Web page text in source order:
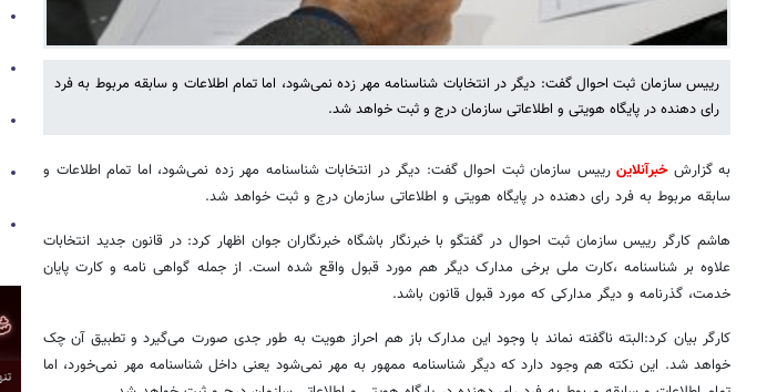
رییس سازمان ثبت احوال گفت: دیگر در انتخابات شناسنامه مهر زده نمی‌شود، اما تمام اطلاعات و سابقه مربوط به فرد
رای دهنده در پایگاه هویتی و اطلاعاتی سازمان درج و ثبت خواهد شد.
به گزارشخبرآنلاین رییس سازمان ثبت احوال گفت: دیگر در انتخابات شناسنامه مهر زده نمی‌شود، اما تمام اطلاعات و
سابقه مربوط به فرد رای دهنده در پایگاه هویتی و اطلاعاتی سازمان درج و ثبت خواهد شد.
هاشم کارگر رییس سازمان ثبت احوال در گفتگو با خبرنگار باشگاه خبرنگاران جوان اظهار کرد: در قانون جدید انتخابات
علاوه بر شناسنامه ،کارت ملی برخی مدارک دیگر هم مورد قبول واقع شده است. از جمله گواهی نامه و کارت پایان
خدمت، گذرنامه و دیگر مدارکی که مورد قبول قانون باشد.
کارگر بیان کرد:البته ناگفته نماند با وجود این مدارک باز هم احراز هویت به طور جدی صورت می‌گیرد و تطبیق آن چک
خواهد شد. این نکته هم وجود دارد که دیگر شناسنامه ممهور به مهر نمی‌شود یعنی داخل شناسنامه مهر نمی‌خورد، اما